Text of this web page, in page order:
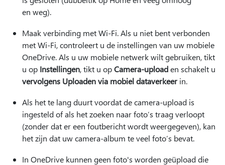
en weg).
Maak verbinding met Wi-Fi. Als u niet bent verbonden
met Wi-Fi, controleert u de instellingen van uw mobiele
OneDrive. Als u uw mobiele netwerk wilt gebruiken, tikt
u op Instellingen, tikt u opCamera-uploaden schakelt u
vervolgens Uploaden via mobiel dataverkeerin.
Als het te lang duurt voordat de camera-upload is
ingesteld of als het zoeken naar foto’s traag verloopt
(zonder dat er een foutbericht wordt weergegeven), kan
het zijn dat uw camera-album te veel foto’s bevat.
In OneDrive kunnen geen foto's worden geüpload die